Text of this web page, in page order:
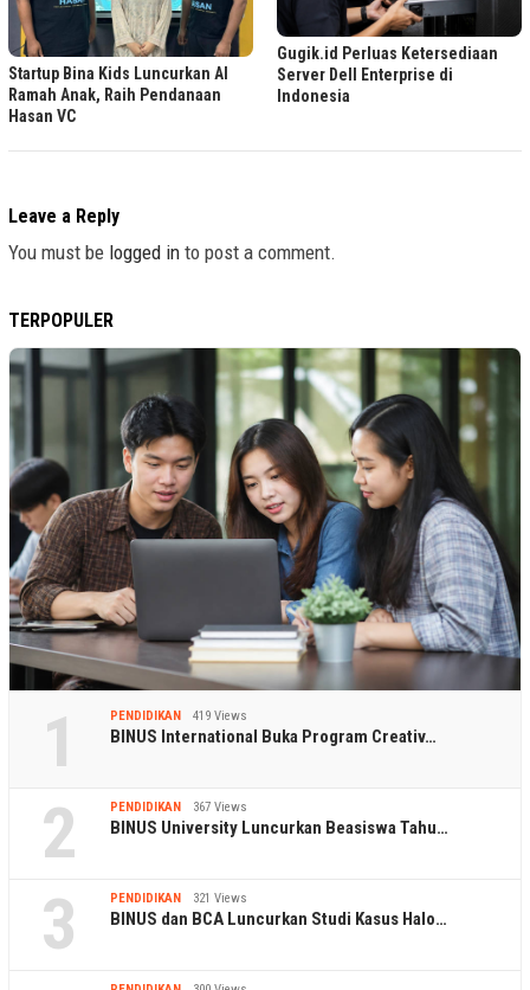
Startup Bina Kids Luncurkan AI
Ramah Anak, Raih Pendanaan
Hasan VC
Gugik.id Perluas Ketersediaan
Server Dell Enterprise di
Indonesia
Leave a Reply
You must be logged in to post a comment.
TERPOPULER
1 PENDIDIKAN 419 Views
BINUS International Buka Program Creativ…
2 PENDIDIKAN 367 Views
BINUS University Luncurkan Beasiswa Tahu…
3 PENDIDIKAN 321 Views
BINUS dan BCA Luncurkan Studi Kasus Halo…